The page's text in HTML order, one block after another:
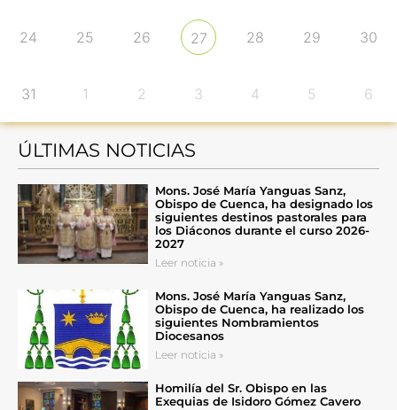
24 25 26 27 28 29 30
31 1 2 3 4 5 6
ÚLTIMAS NOTICIAS
Mons. José María Yanguas Sanz,
Obispo de Cuenca, ha designado los
siguientes destinos pastorales para
los Diáconos durante el curso 2026-
2027
Leer noticia »
Mons. José María Yanguas Sanz,
Obispo de Cuenca, ha realizado los
siguientes Nombramientos
Diocesanos
Leer noticia »
Homilía del Sr. Obispo en las
Exequias de Isidoro Gómez Cavero